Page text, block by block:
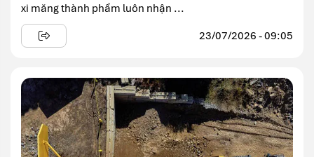
xi măng thành phẩm luôn nhận ...
23/07/2026 - 09:05